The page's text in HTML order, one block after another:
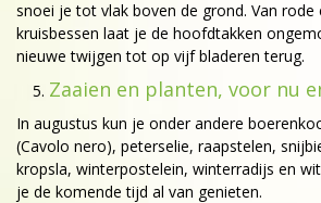
snoei je tot vlak boven de grond. Van rode
kruisbessen laat je de hoofdtakken
nieuwe twijgen tot op vijf bladeren terug.
Zaaien en planten, voor nu
In augustus kun je onder andere
(Cavolo nero), peterselie, raapstelen,
kropsla, winterpostelein, winterradijs en
je de komende tijd al van genieten.